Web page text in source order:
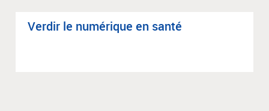
Ver­dir le numé­rique en santé